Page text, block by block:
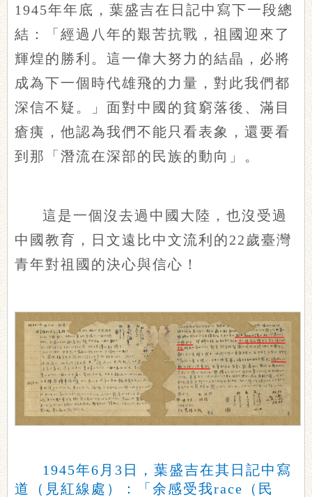
1945年年底，葉盛吉在日記中寫下一段總
結：「經過八年的艱苦抗戰，祖國迎來了
輝煌的勝利。這一偉大努力的結晶，必將
成為下一個時代雄飛的力量，對此我們都
深信不疑。」面對中國的貧窮落後、滿目
瘡痍，他認為我們不能只看表象，還要看
到那「潛流在深部的民族的動向」。
這是一個沒去過中國大陸，也沒受過
中國教育，日文遠比中文流利的22歲臺灣
青年對祖國的決心與信心！
1945年6月3日，葉盛吉在其日記中寫
道（見紅線處）：「余感受我race（民